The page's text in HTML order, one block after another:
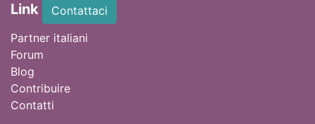
Link
Contattaci
Partner italiani
Forum
Blog
Contribuire
Contatti